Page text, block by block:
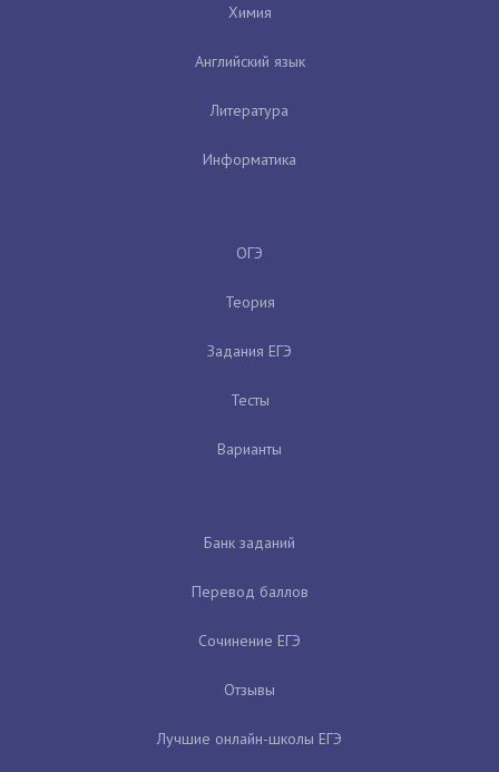
Химия
Английский язык
Литература
Информатика
ОГЭ
Теория
Задания ЕГЭ
Тесты
Варианты
Банк заданий
Перевод баллов
Сочинение ЕГЭ
Отзывы
Лучшие онлайн-школы ЕГЭ